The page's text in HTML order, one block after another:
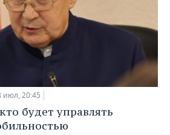
июл, 20:45
будет управлять